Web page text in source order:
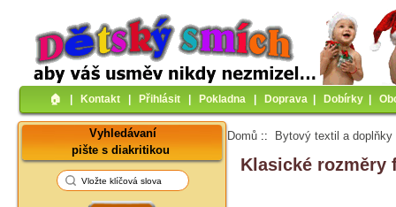
🏠︎ Kontakt Přihlásit Pokladna Doprava Dobírky
Vyhledávaní
pište s diakritikou
Domů :: Bytový textil a doplňky
Klasické rozměry